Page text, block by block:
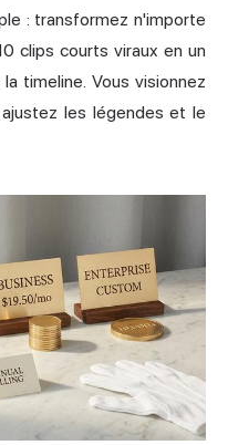
: transformez n'importe
clips courts viraux en un
timeline. Vous visionnez
les légendes et le